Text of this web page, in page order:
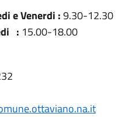
e Venerdi :9.30-12.30
: 15.00-18.00